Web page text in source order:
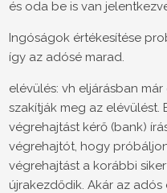
és oda be is van
Ingóságok értékesítése
így az adósé marad.
elévülés: vh eljárásban
szakítják meg az elévülést.
végrehajtást kérő (bank)
végrehajtót, hogy
végrehajtást a korábbi
újrakezdődik. Akár az